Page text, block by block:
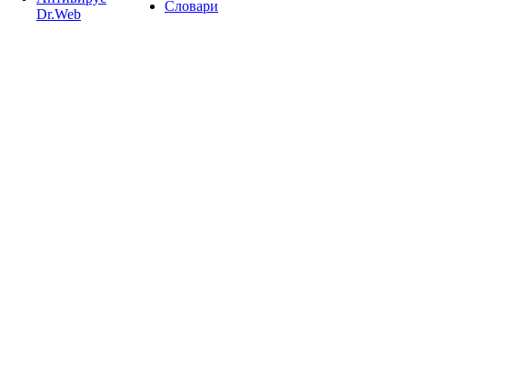
Dr.Web
Словари